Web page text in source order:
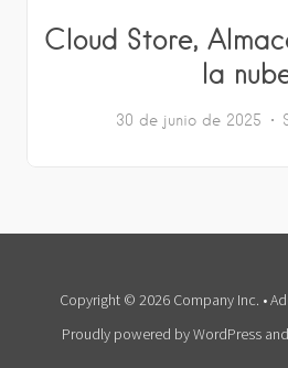
Cloud Store,
la
30 de junio de 2025
Copyright © 2026 Company Inc. •
Proudly powered by WordPress and